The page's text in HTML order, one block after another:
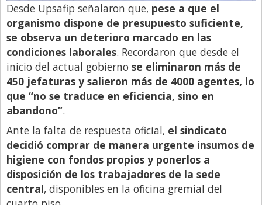
Desde Upsafip señalaron que, pese a que el
organismo dispone de presupuesto suficiente,
se observa un deterioro marcado en las
condiciones laborales. Recordaron que desde el
inicio del actual gobierno se eliminaron más de
450 jefaturas y salieron más de 4000 agentes, lo
que “no se traduce en eficiencia, sino en
abandono”.
Ante la falta de respuesta oficial, el sindicato
decidió comprar de manera urgente insumos de
higiene con fondos propios y ponerlos a
disposición de los trabajadores de la sede
central, disponibles en la oficina gremial del